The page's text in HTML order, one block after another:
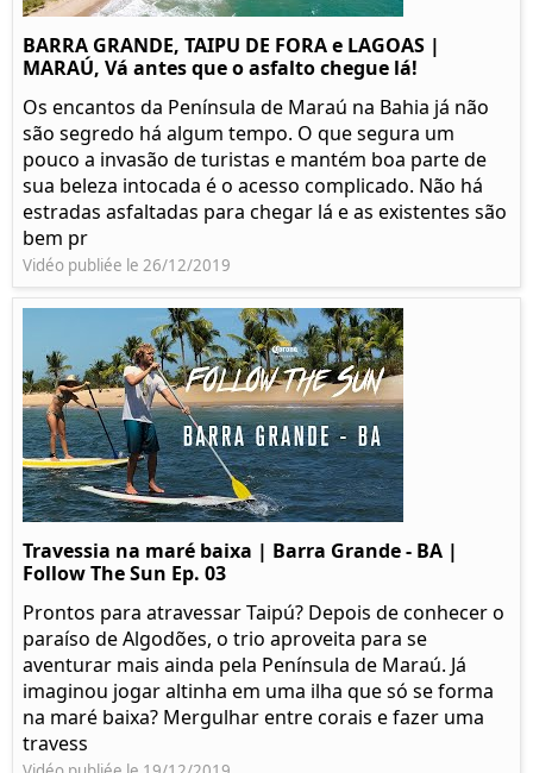
BARRA GRANDE, TAIPU DE FORA e LAGOAS |
MARAÚ, Vá antes que o asfalto chegue lá!
Os encantos da Península de Maraú na Bahia já não
são segredo há algum tempo. O que segura um
pouco a invasão de turistas e mantém boa parte de
sua beleza intocada é o acesso complicado. Não há
estradas asfaltadas para chegar lá e as existentes são
bem pr
Vidéo publiée le 26/12/2019
Travessia na maré baixa | Barra Grande - BA |
Follow The Sun Ep. 03
Prontos para atravessar Taipú? Depois de conhecer o
paraíso de Algodões, o trio aproveita para se
aventurar mais ainda pela Península de Maraú. Já
imaginou jogar altinha em uma ilha que só se forma
na maré baixa? Mergulhar entre corais e fazer uma
travess